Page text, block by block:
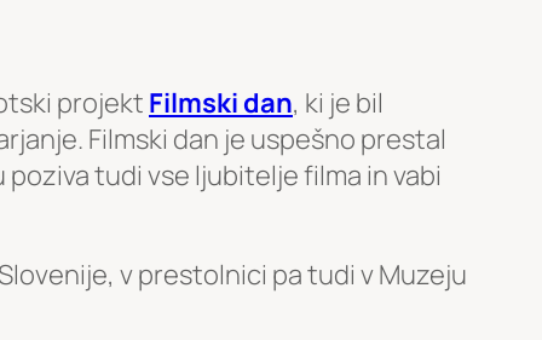
projekt Filmski dan, ki je bil
Filmski dan je uspešno prestal
tudi vse ljubitelje filma in vabi
v prestolnici pa tudi v Muzeju